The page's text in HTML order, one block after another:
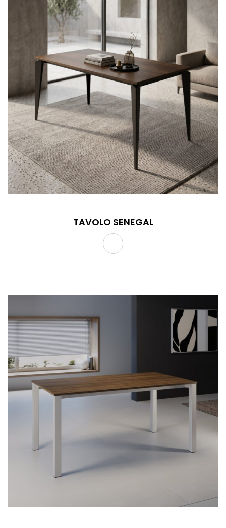
TAVOLO SENEGAL